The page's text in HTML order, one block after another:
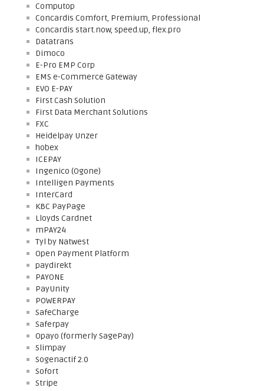
Computop
Concardis Comfort, Premium, Professional
Concardis start.now, speed.up, flex.pro
Datatrans
Dimoco
E-Pro EMP Corp
EMS e-Commerce Gateway
EVO E-PAY
First Cash Solution
First Data Merchant Solutions
FXC
Heidelpay Unzer
hobex
ICEPAY
Ingenico (Ogone)
Intelligen Payments
InterCard
KBC PayPage
Lloyds Cardnet
mPAY24
Tyl by Natwest
Open Payment Platform
paydirekt
PAYONE
PayUnity
POWERPAY
SafeCharge
Saferpay
Opayo (formerly SagePay)
Slimpay
Sogenactif 2.0
Sofort
Stripe